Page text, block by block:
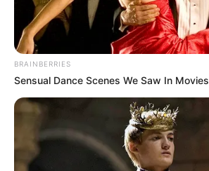
BRAINBERRIES
Sensual Dance Scenes We Saw In Movies